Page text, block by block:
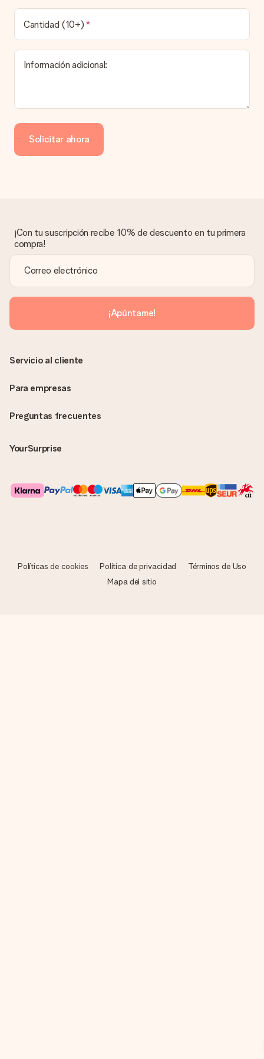
¿Cuál es el tiempo de entrega y cuándo recibo mi
obsequio?
El tiempo de entrega se puede encontrar en la página del
producto del regalo.
¿Cómo puedo pagar mi pedido?
de crédito o transferencia bancaria. En caso de elegir
transferencia bancaria, ten en cuenta 3 días adicionales para la
entrega de tu regalo.
asunto contigo. Ponte en contacto con nuestro equipo de
atención al cliente por teléfono, correo electrónico o chat y
buscaremos una solución adecuada para ti.
¿Se envía la factura junto con el pedido?
La factura y cualquier otra información relativa a tu regalo se
enviará únicamente por correo electrónico. El regalo se enviará
sin ninguna información adicional Así, evitaremos que la
persona que recibe el regalo la vea. ¡No le enviaremos nada
más que su increíble regalo! ¿Quieres que sepa quién se lo
Cantidad (10+)
Información adicional:
Solicitar ahora
¡Con tu suscripción recibe 10% de descuento en tu primera
compra!
¡Apúntame!
Preguntas frecuentes
YourSurprise
Servicio al cliente
Para empresas
Políticas de cookies Política de privacidad
Términos de Uso
Mapa del sitio